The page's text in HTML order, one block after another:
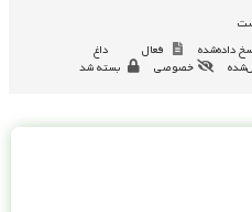
داده‌شده فعال
داغ
خصوصی بسته شد